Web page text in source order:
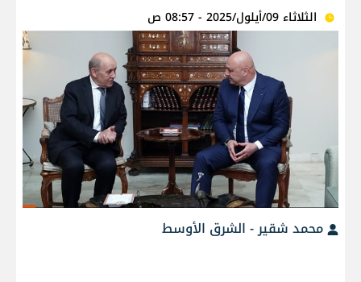
الثلاثاء 09/أيلول/2025 - 08:57 ص
محمد شقير - الشرق الأوسط